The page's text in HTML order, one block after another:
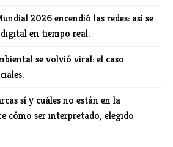
2026 encendió las redes: así se
en tiempo real.
se volvió viral: el caso
sí y cuáles no están en la
cómo ser interpretado, elegido